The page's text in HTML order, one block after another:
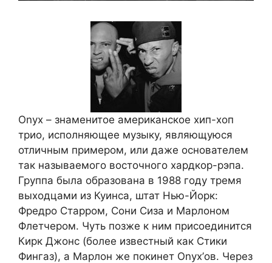
Onyx – знаменитое американское хип-хоп
трио, исполняющее музыку, являющуюся
отличным примером, или даже основателем
так называемого восточного хардкор-рэпа.
Группа была образована в 1988 году тремя
выходцами из Куинса, штат Нью-Йорк:
Фредро Старром, Сони Сиза и Марлоном
Флетчером. Чуть позже к ним присоединится
Кирк Джонс (более известный как Стики
Фингаз), а Марлон же покинет Onyx’ов. Через